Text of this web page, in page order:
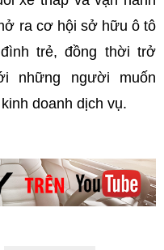
ra cơ hội sở hữu ô tô
trẻ, đồng thời trở
những người muốn
doanh dịch vụ.